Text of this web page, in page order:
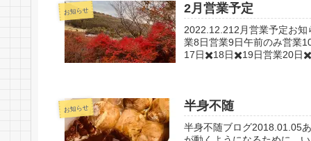
お知らせ 2月営業予定
2022.12.212月営業予定お
業8日営業9日午前のみ営業
17日✖️18日✖️19日営業20日
お知らせ 半身不随
半身不随ブログ2018.01.05